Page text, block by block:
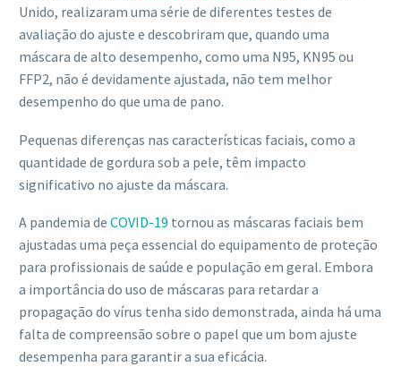
Unido, realizaram uma série de diferentes testes de
avaliação do ajuste e descobriram que, quando uma
máscara de alto desempenho, como uma N95, KN95 ou
FFP2, não é devidamente ajustada, não tem melhor
desempenho do que uma de pano.
Pequenas diferenças nas características faciais, como a
quantidade de gordura sob a pele, têm impacto
significativo no ajuste da máscara.
A pandemia de COVID-19 tornou as máscaras faciais bem
ajustadas uma peça essencial do equipamento de proteção
para profissionais de saúde e população em geral. Embora
a importância do uso de máscaras para retardar a
propagação do vírus tenha sido demonstrada, ainda há uma
falta de compreensão sobre o papel que um bom ajuste
desempenha para garantir a sua eficácia.